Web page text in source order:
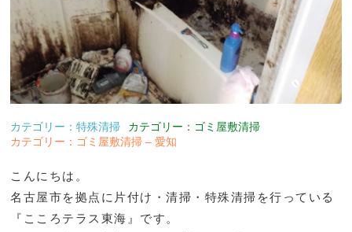
カテゴリー：特殊清掃
カテゴリー：ゴミ屋敷清掃
カテゴリー：ゴミ屋敷清掃 – 愛知
こんにちは。
名古屋市を拠点に片付け・清掃・特殊清掃を行っている
『こころテラス東海』です。